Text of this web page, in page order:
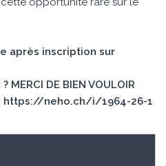
après inscription sur
MERCI DE BIEN VOULOIR
: https://neho.ch/i/1964-26-1